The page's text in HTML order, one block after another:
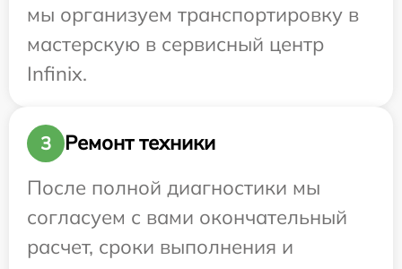
мы организуем транспортировку в
мастерскую в сервисный центр
Infinix.
3
Ремонт техники
После полной диагностики мы
согласуем с вами окончательный
расчет, сроки выполнения и